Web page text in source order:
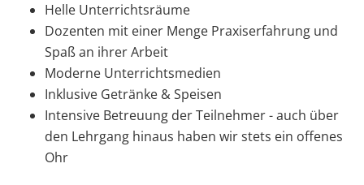
Helle Unterrichtsräume
Dozenten mit einer Menge Praxiserfahrung und
Spaß an ihrer Arbeit
Moderne Unterrichtsmedien
Inklusive Getränke & Speisen
Intensive Betreuung der Teilnehmer - auch über
den Lehrgang hinaus haben wir stets ein offenes
Ohr